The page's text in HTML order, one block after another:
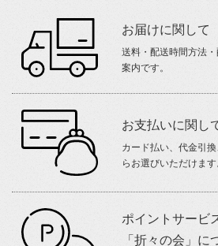
お届けに関して
送料・配送時間方法
案内です。
お支払いに関し
カード払い、代金引
らお選びいただけます
ポイントサービ
「折々の会」に